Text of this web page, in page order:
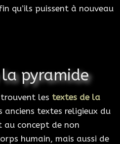
qu’ils puissent à nouveau
pyramide
trouvent les textes de la
anciens textes religieux du
au concept de non
humain, mais aussi de